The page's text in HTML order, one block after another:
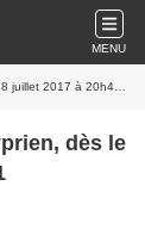
MENU
2017 à 20h45 sur TF1
dès le